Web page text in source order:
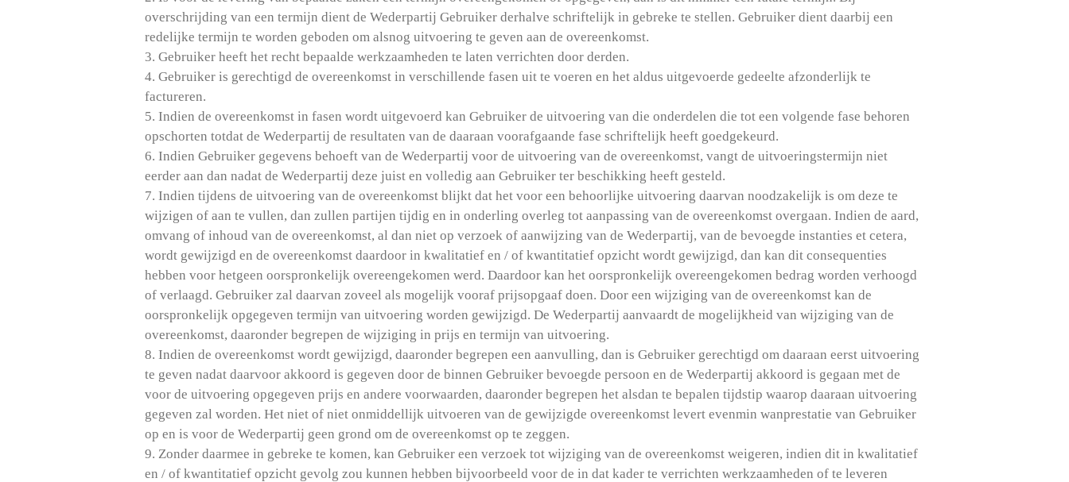
overschrijding van een termijn dient de Wederpartij Gebruiker derhalve schriftelijk in gebreke te stellen. Gebruiker dient daarbij een
redelijke termijn te worden geboden om alsnog uitvoering te geven aan de overeenkomst.
3. Gebruiker heeft het recht bepaalde werkzaamheden te laten verrichten door derden.
4. Gebruiker is gerechtigd de overeenkomst in verschillende fasen uit te voeren en het aldus uitgevoerde gedeelte afzonderlijk te
factureren.
5. Indien de overeenkomst in fasen wordt uitgevoerd kan Gebruiker de uitvoering van die onderdelen die tot een volgende fase behoren
opschorten totdat de Wederpartij de resultaten van de daaraan voorafgaande fase schriftelijk heeft goedgekeurd.
6. Indien Gebruiker gegevens behoeft van de Wederpartij voor de uitvoering van de overeenkomst, vangt de uitvoeringstermijn niet
eerder aan dan nadat de Wederpartij deze juist en volledig aan Gebruiker ter beschikking heeft gesteld.
7. Indien tijdens de uitvoering van de overeenkomst blijkt dat het voor een behoorlijke uitvoering daarvan noodzakelijk is om deze te
wijzigen of aan te vullen, dan zullen partijen tijdig en in onderling overleg tot aanpassing van de overeenkomst overgaan. Indien de aard,
omvang of inhoud van de overeenkomst, al dan niet op verzoek of aanwijzing van de Wederpartij, van de bevoegde instanties et cetera,
wordt gewijzigd en de overeenkomst daardoor in kwalitatief en / of kwantitatief opzicht wordt gewijzigd, dan kan dit consequenties
hebben voor hetgeen oorspronkelijk overeengekomen werd. Daardoor kan het oorspronkelijk overeengekomen bedrag worden verhoogd
of verlaagd. Gebruiker zal daarvan zoveel als mogelijk vooraf prijsopgaaf doen. Door een wijziging van de overeenkomst kan de
oorspronkelijk opgegeven termijn van uitvoering worden gewijzigd. De Wederpartij aanvaardt de mogelijkheid van wijziging van de
overeenkomst, daaronder begrepen de wijziging in prijs en termijn van uitvoering.
8. Indien de overeenkomst wordt gewijzigd, daaronder begrepen een aanvulling, dan is Gebruiker gerechtigd om daaraan eerst uitvoering
te geven nadat daarvoor akkoord is gegeven door de binnen Gebruiker bevoegde persoon en de Wederpartij akkoord is gegaan met de
voor de uitvoering opgegeven prijs en andere voorwaarden, daaronder begrepen het alsdan te bepalen tijdstip waarop daaraan uitvoering
gegeven zal worden. Het niet of niet onmiddellijk uitvoeren van de gewijzigde overeenkomst levert evenmin wanprestatie van Gebruiker
op en is voor de Wederpartij geen grond om de overeenkomst op te zeggen.
9. Zonder daarmee in gebreke te komen, kan Gebruiker een verzoek tot wijziging van de overeenkomst weigeren, indien dit in kwalitatief
en / of kwantitatief opzicht gevolg zou kunnen hebben bijvoorbeeld voor de in dat kader te verrichten werkzaamheden of te leveren